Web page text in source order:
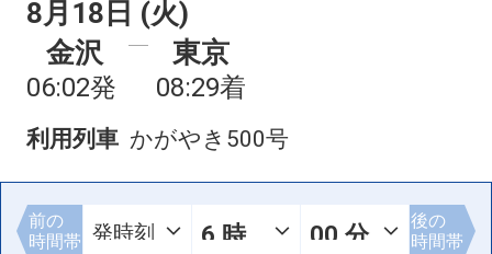
8月18日 (火)
金沢
06:02発
東京
08:29着
利用列車 かがやき500号
前の
時間帯
後の
時間帯